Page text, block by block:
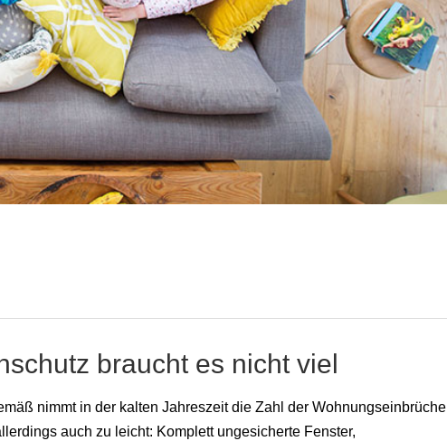
braucht es nicht viel
nimmt in der kalten Jahreszeit die Zahl der Wohnungseinbrüche
auch zu leicht: Komplett ungesicherte Fenster,